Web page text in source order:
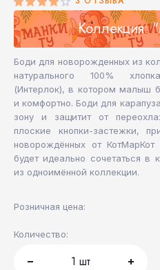
Боди для новорожденных из
натурального 100%
(Интерлок), в котором малыш
и комфортно. Боди для
зону и защитит от
плоские кнопки-застежки,
новорождённых от
будет идеально сочетаться
из одноимённой коллекции.
Розничная цена:
Количество:
1 шт